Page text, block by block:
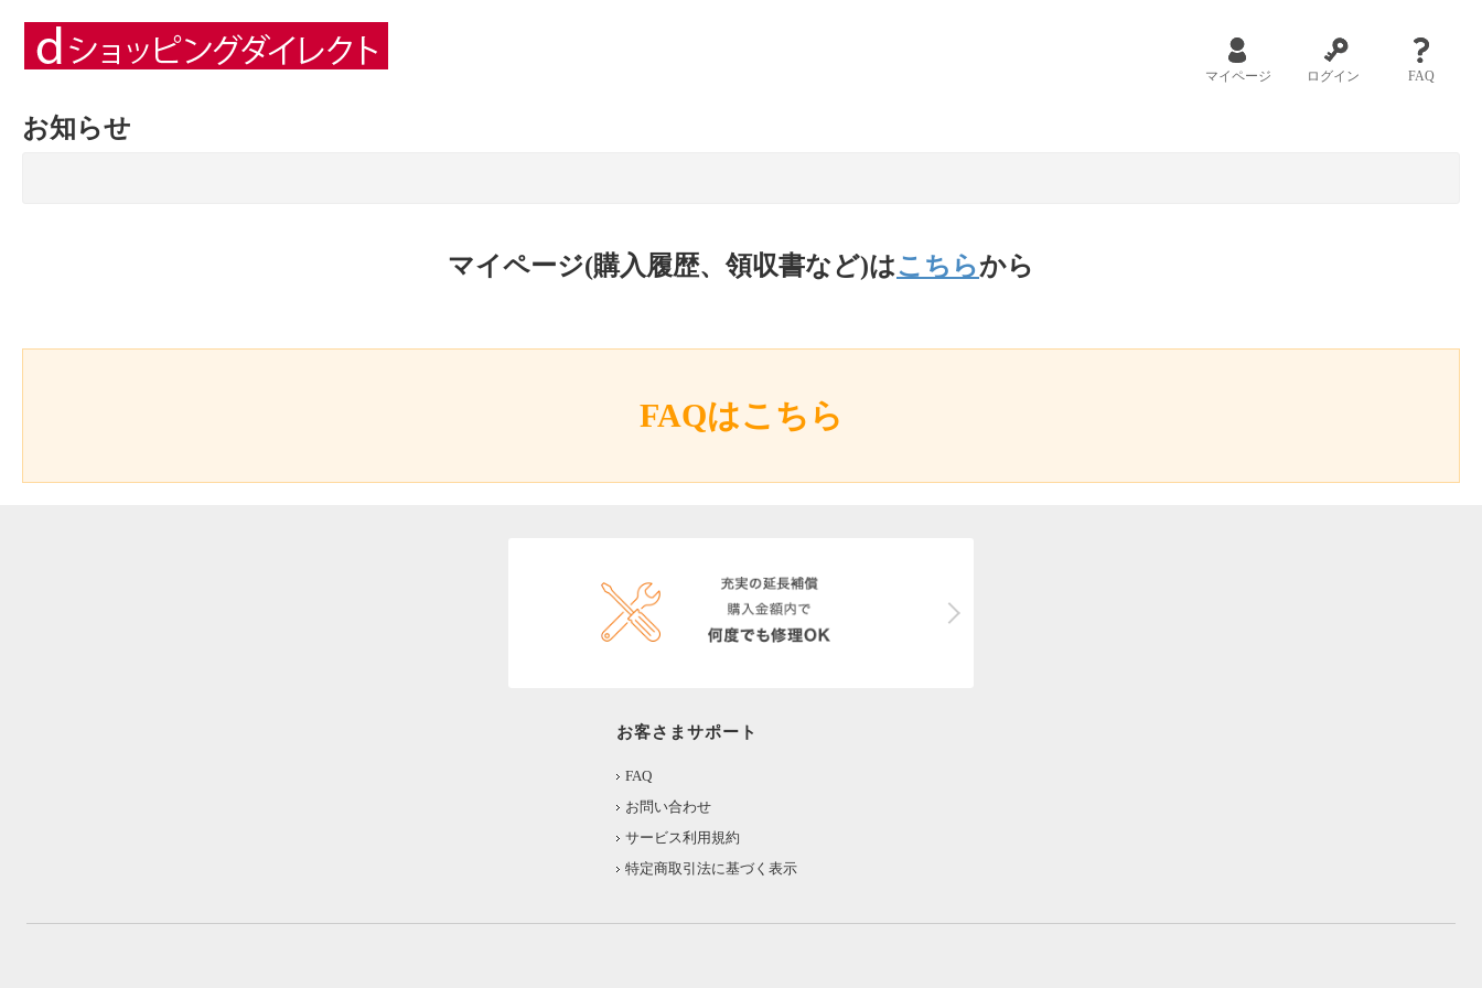
マイページ ログイン FAQ
お知らせ
マイページ(購入履歴、領収書など)はこちらから
FAQはこちら
お客さまサポート
FAQ
お問い合わせ
サービス利用規約
特定商取引法に基づく表示